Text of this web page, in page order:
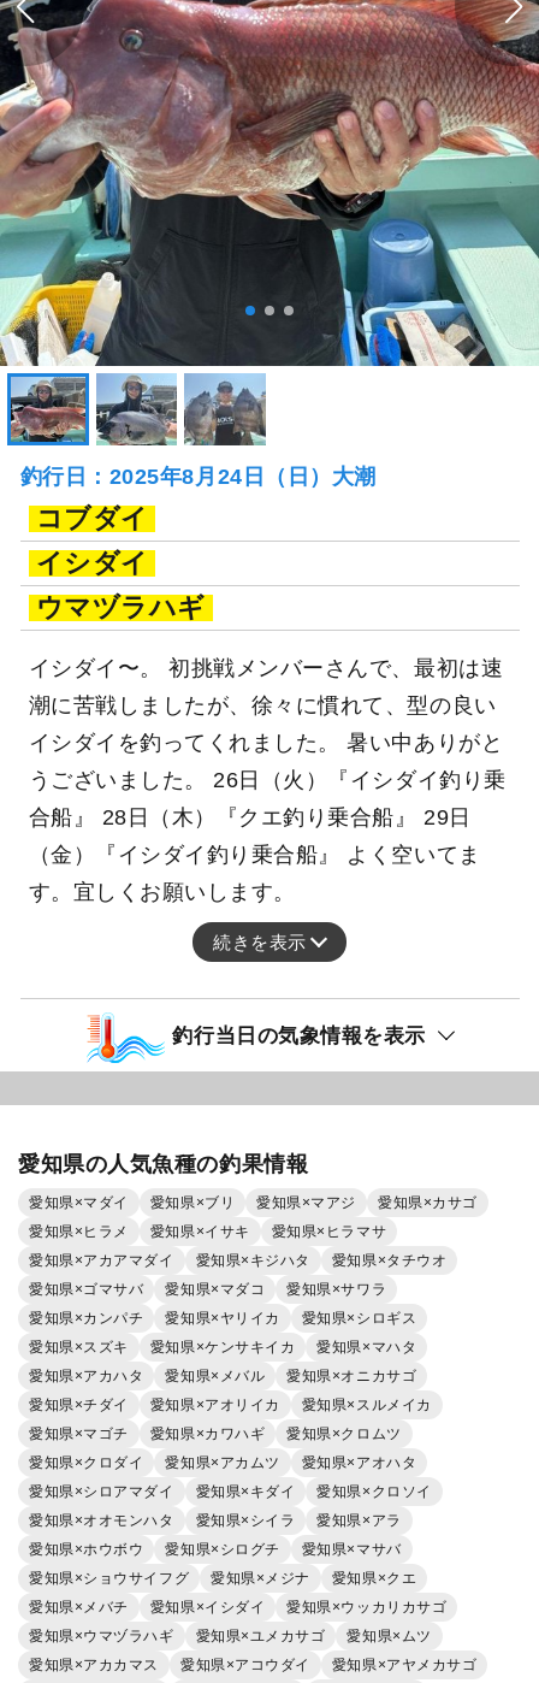
釣行日：2025年8月24日（日）大潮
コブダイ
イシダイ
ウマヅラハギ
イシダイ〜。 初挑戦メンバーさんで、最初は速
潮に苦戦しましたが、徐々に慣れて、型の良い
イシダイを釣ってくれました。 暑い中ありがと
うございました。 26日（火）『イシダイ釣り乗
合船』 28日（木）『クエ釣り乗合船』 29日
（金）『イシダイ釣り乗合船』 よく空いてま
す。宜しくお願いします。
続きを表示
釣行当日の気象情報を表示
愛知県の人気魚種の釣果情報
愛知県×マダイ 愛知県×ブリ 愛知県×マアジ
愛知県×カサゴ
愛知県×ヒラメ
愛知県×イサキ
愛知県×ヒラマサ
愛知県×アカアマダイ
愛知県×キジハタ
愛知県×タチウオ
愛知県×ゴマサバ
愛知県×マダコ
愛知県×サワラ
愛知県×カンパチ
愛知県×ヤリイカ
愛知県×シロギス
愛知県×スズキ
愛知県×ケンサキイカ
愛知県×マハタ
愛知県×アカハタ
愛知県×メバル
愛知県×オニカサゴ
愛知県×チダイ
愛知県×アオリイカ
愛知県×スルメイカ
愛知県×マゴチ
愛知県×カワハギ
愛知県×クロムツ
愛知県×クロダイ
愛知県×アカムツ
愛知県×アオハタ
愛知県×シロアマダイ
愛知県×キダイ
愛知県×クロソイ
愛知県×オオモンハタ
愛知県×シイラ
愛知県×アラ
愛知県×ホウボウ
愛知県×シログチ
愛知県×マサバ
愛知県×ショウサイフグ
愛知県×メジナ
愛知県×クエ
愛知県×メバチ
愛知県×イシダイ
愛知県×ウッカリカサゴ
愛知県×ウマヅラハギ
愛知県×ユメカサゴ
愛知県×ムツ
愛知県×アカカマス
愛知県×アコウダイ
愛知県×アヤメカサゴ